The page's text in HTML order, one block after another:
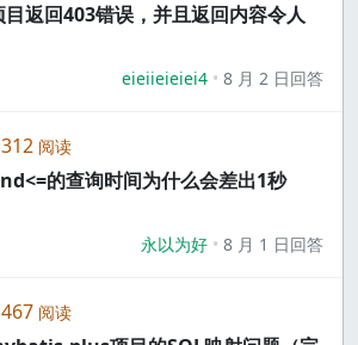
返回403错误，并且返回内容令人
eieiieieiei4 8 月 2 日回答
312 阅读
的查询时间为什么会差出1秒
永以为好 8 月 1 日回答
467 阅读